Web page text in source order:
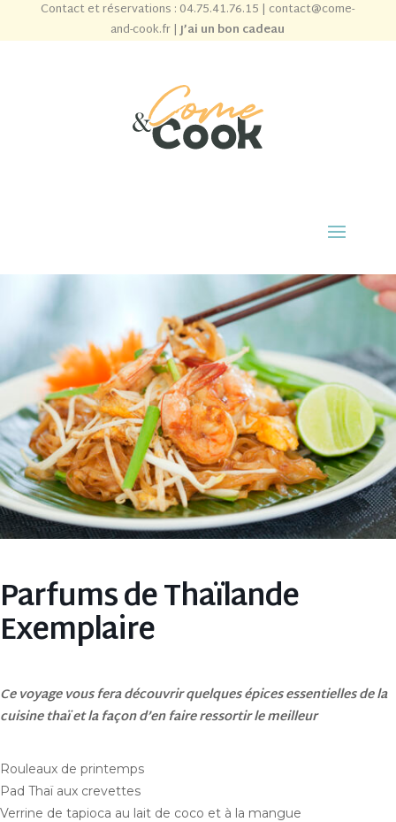
Contact et réservations : 04.75.41.76.15 | contact@come-
and-cook.fr|J’ai un bon cadeau
Parfums de Thaïlande
Exemplaire
Ce voyage vous fera découvrir quelques épices essentielles de la
cuisine thaï et la façon d’en faire ressortir le meilleur
Rouleaux de printemps
Pad Thaï aux crevettes
Verrine de tapioca au lait de coco et à la mangue